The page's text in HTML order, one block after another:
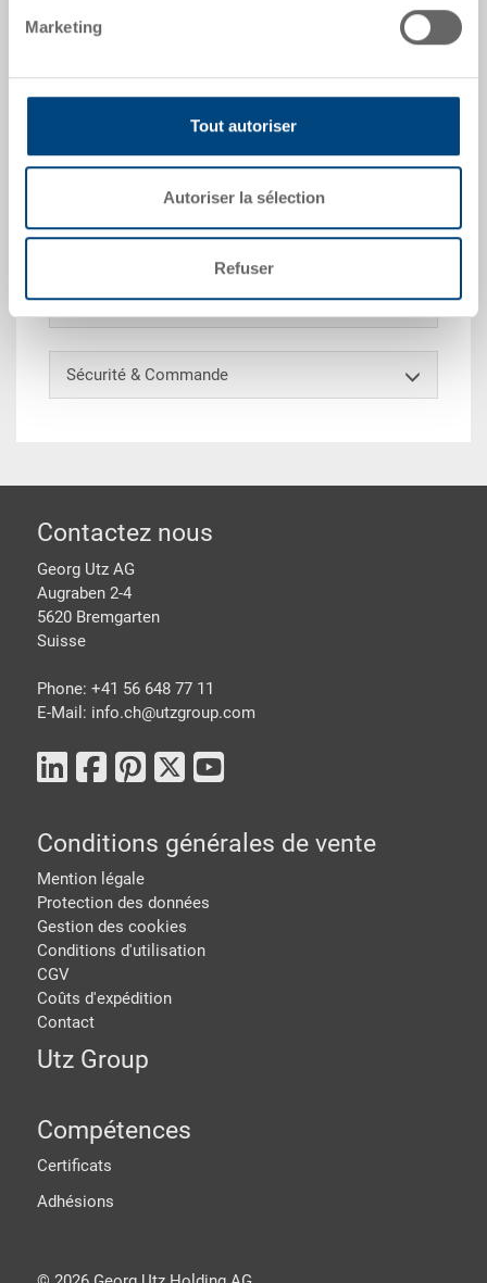
Marketing
Tout autoriser
Autoriser la sélection
Refuser
Données techniques
bas 513x331 mm, hauteur int. 397 mm, hauteur
emboîtée 106 mm, 73.0 l, parois plein et lisse sur les
2 côtés, fond multirenforts 15 mm, 2 poignées
coquilles, sans couvercle, avec rabats
Modèles spéciaux - Notre domaine de
spécialisation
Sécurité & Commande
pied de page
Contactez nous
Georg Utz AG
Augraben 2-4
5620 Bremgarten
Suisse
Phone: +41 56 648 77 11
E-Mail: info.ch@utzgroup.com
Conditions générales de vente
Mention légale
Protection des données
Gestion des cookies
Conditions d'utilisation
CGV
Coûts d'expédition
Contact
Utz Group
Compétences
Certificats
Adhésions